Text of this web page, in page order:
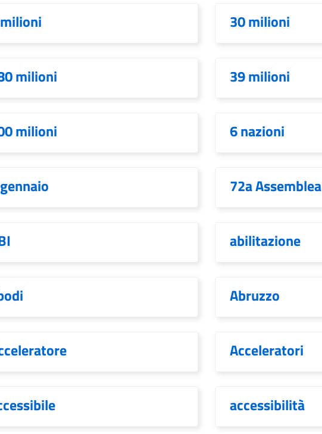
30 milioni
milioni 39 milioni
milioni 6 nazioni
72a Assemblea
abilitazione
Abruzzo
Acceleratori
accessibilità